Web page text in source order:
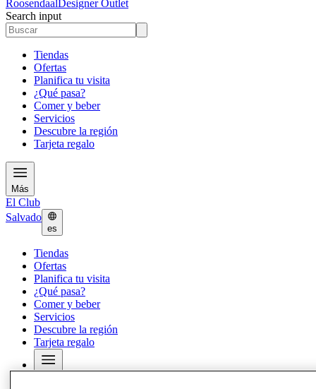
RoosendaalDesigner Outlet
Search input
Tiendas
Ofertas
Planifica tu visita
¿Qué pasa?
Comer y beber
Servicios
Descubre la región
Tarjeta regalo
Más
El Club
Salvado
es
Tiendas
Ofertas
Planifica tu visita
¿Qué pasa?
Comer y beber
Servicios
Descubre la región
Tarjeta regalo